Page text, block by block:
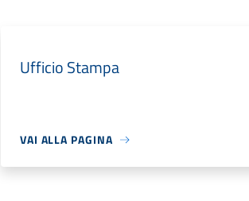
Ufficio Stampa
VAI ALLA PAGINA